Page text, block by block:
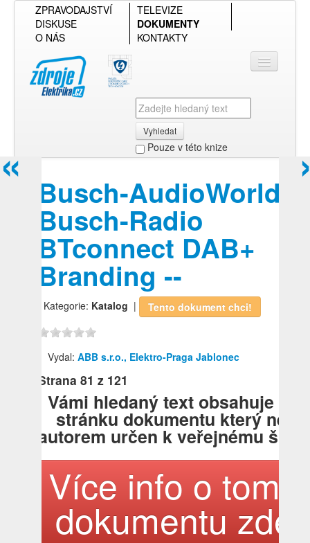
ZPRAVODAJSTVÍ
TELEVIZE
DISKUSE
DOKUMENTY
O NÁS
KONTAKTY
Vyhledat
Pouze v této knize
Přehled podle firmy
Přehled podle obsahu
Busch-AudioWorld
Busch-Radio
BTconnect DAB+
Branding --
| Kategorie: Katalog | Tento dokument chci!
Vydal: ABB s.r.o., Elektro-Praga Jablonec
Strana 81 z 121
«
Vámi hledaný text obsahuje tato
stránku dokumentu který není
autorem určen k veřejnému
Více info o tomto
dokumentu zde!